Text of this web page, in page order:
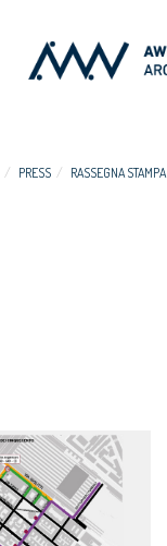
PRESS RASSEGNA STAMPA